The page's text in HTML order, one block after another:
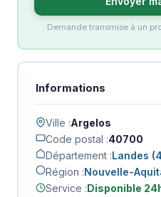
Demande transmise à un
Informations
Ville :Argelos
Code postal :40700
Département :Landes
Région :Nouvelle-
Service :Disponible